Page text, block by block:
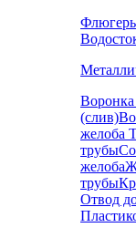
(слив)
желоба
трубы
желоба
трубы
Отвод